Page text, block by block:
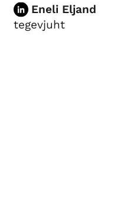
Eneli Eljand
tegevjuht